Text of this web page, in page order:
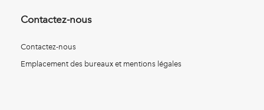
Contactez-nous
Contactez-nous
Emplacement des bureaux et mentions légales